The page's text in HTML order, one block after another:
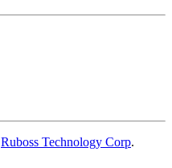
Ruboss Technology Corp.